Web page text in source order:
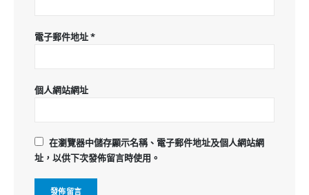
電子郵件地址*
個人網站網址
在瀏覽器中儲存顯示名稱、電子郵件地址及個人網站網
址，以供下次發佈留言時使用。